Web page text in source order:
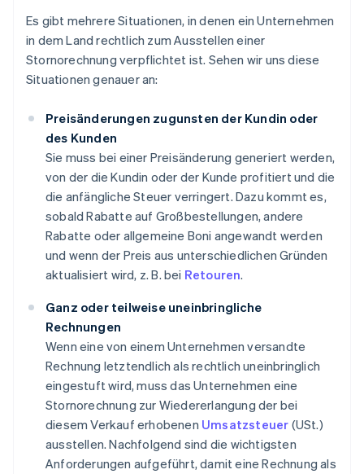
Es gibt mehrere Situationen, in denen ein Unternehmen
in dem Land rechtlich zum Ausstellen einer
Stornorechnung verpflichtet ist. Sehen wir uns diese
Situationen genauer an:
Preisänderungen zugunsten der Kundin oder
des Kunden
Sie muss bei einer Preisänderung generiert werden,
von der die Kundin oder der Kunde profitiert und die
die anfängliche Steuer verringert. Dazu kommt es,
sobald Rabatte auf Großbestellungen, andere
Rabatte oder allgemeine Boni angewandt werden
und wenn der Preis aus unterschiedlichen Gründen
aktualisiert wird, z. B. bei Retouren.
Ganz oder teilweise uneinbringliche
Rechnungen
Wenn eine von einem Unternehmen versandte
Rechnung letztendlich als rechtlich uneinbringlich
eingestuft wird, muss das Unternehmen eine
Stornorechnung zur Wiedererlangung der bei
diesem Verkauf erhobenen Umsatzsteuer (USt.)
ausstellen. Nachfolgend sind die wichtigsten
Anforderungen aufgeführt, damit eine Rechnung als